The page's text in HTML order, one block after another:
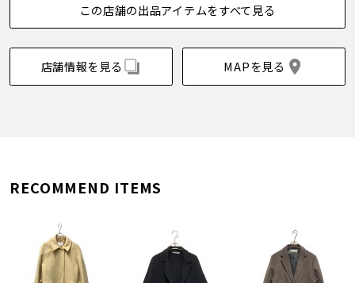
この店舗の出品アイテムをすべて見る
店舗情報を見る MAPを見る
RECOMMEND ITEMS